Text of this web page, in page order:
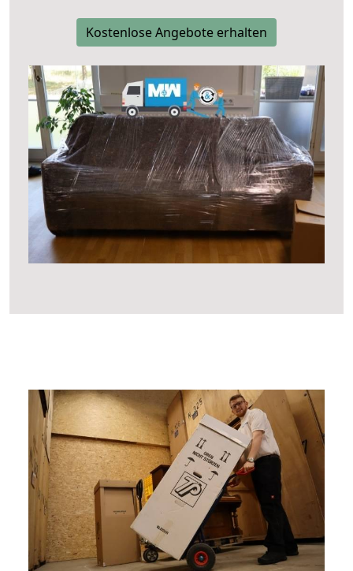
Kostenlose Angebote erhalten